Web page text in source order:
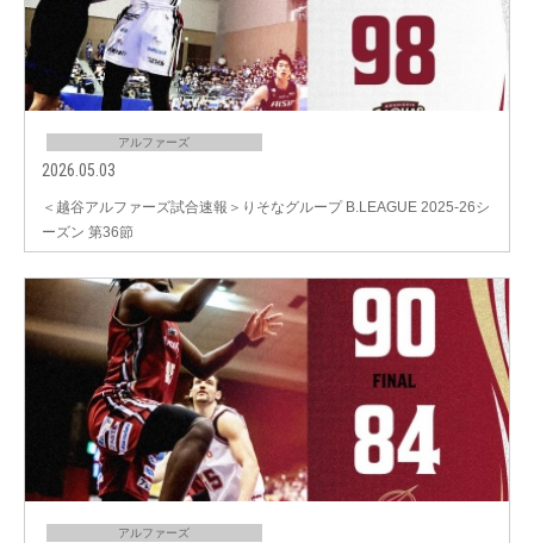
アルファーズ
2026.05.03
＜越谷アルファーズ試合速報＞りそなグループ B.LEAGUE 2025-26シ
ーズン 第36節
アルファーズ